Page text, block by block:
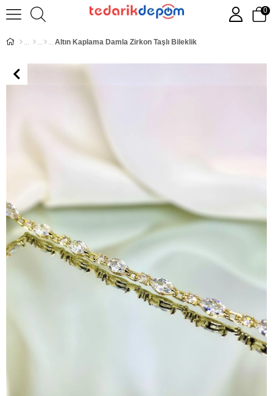
0
Altın Kaplama Damla Zirkon Taşlı Bileklik